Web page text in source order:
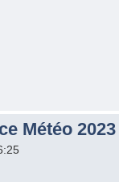
Météo 2023